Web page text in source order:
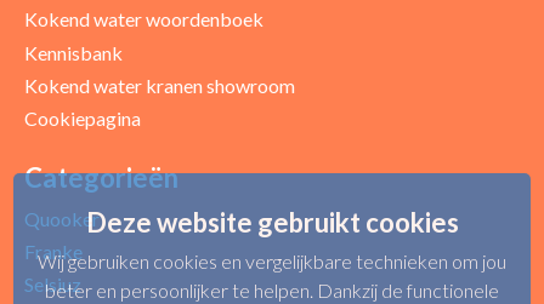
Kokend water woordenboek
Kennisbank
Kokend water kranen showroom
Cookiepagina
Categorieën
Quooker
Franke
Selsiuz
Deze website gebruikt cookies
Wij gebruiken cookies en vergelijkbare technieken om jou
beter en persoonlijker te helpen. Dankzij de functionele